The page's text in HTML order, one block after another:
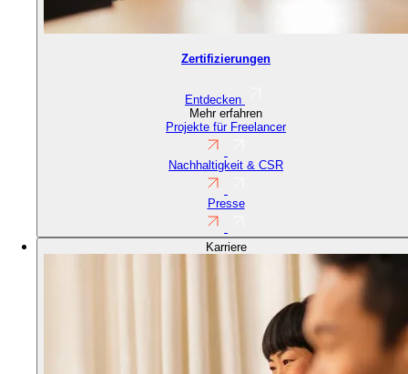
Zertifizierungen
Entdecken
Mehr erfahren
Projekte für Freelancer
Nachhaltigkeit & CSR
Presse
Karriere